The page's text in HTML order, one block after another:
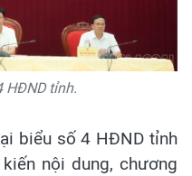
HĐND tỉnh.
biểu số 4 HĐND tỉnh
nội dung, chương